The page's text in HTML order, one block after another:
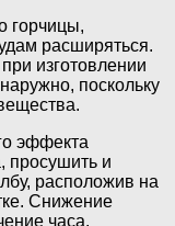
горчицы,
расширяться.
изготовлении
поскольку
эффекта
просушить и
расположив на
Снижение
часа.